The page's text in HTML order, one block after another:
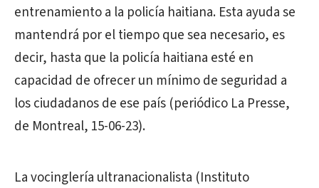
entrenamiento a la policía haitiana. Esta ayuda se
mantendrá por el tiempo que sea necesario, es
decir, hasta que la policía haitiana esté en
capacidad de ofrecer un mínimo de seguridad a
los ciudadanos de ese país (periódico La Presse,
de Montreal, 15-06-23).
La vocinglería ultranacionalista (Instituto